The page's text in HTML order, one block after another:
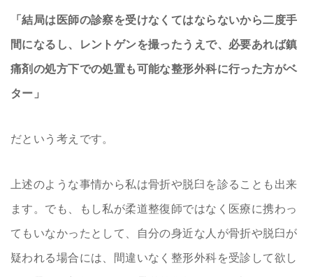
「結局は医師の診察を受けなくてはならないから二度手
間になるし、レントゲンを撮ったうえで、必要あれば鎮
痛剤の処方下での処置も可能な整形外科に行った方がベ
ター」
だという考えです。
上述のような事情から私は骨折や脱臼を診ることも出来
ます。でも、もし私が柔道整復師ではなく医療に携わっ
てもいなかったとして、自分の身近な人が骨折や脱臼が
疑われる場合には、間違いなく整形外科を受診して欲し